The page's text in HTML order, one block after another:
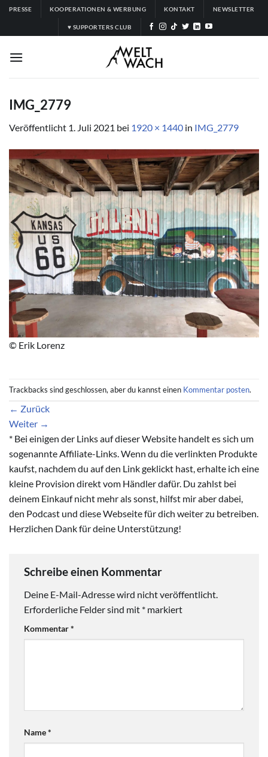
Zum
springen
PRESSE KOOPERATIONEN & WERBUNG KONTAKT NEWSLETTER
♥ SUPPORTERS CLUB
IMG_2779
Veröffentlicht 1. Juli 2021 bei 1920 × 1440 in IMG_2779
© Erik Lorenz
Trackbacks sind geschlossen, aber du kannst einen Kommentar posten.
← Zurück
Weiter →
* Bei einigen der Links auf dieser Website handelt es sich um
sogenannte Affiliate-Links. Wenn du die verlinkten Produkte
kaufst, nachdem du auf den Link geklickt hast, erhalte ich eine
kleine Provision direkt vom Händler dafür. Du zahlst bei
deinem Einkauf nicht mehr als sonst, hilfst mir aber dabei,
den Podcast und diese Webseite für dich weiter zu betreiben.
Herzlichen Dank für deine Unterstützung!
Schreibe einen Kommentar
Deine E-Mail-Adresse wird nicht veröffentlicht.
Erforderliche Felder sind mit * markiert
Kommentar*
Name*